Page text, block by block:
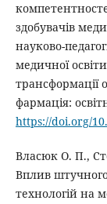
здобувачів
науково-
медичної
трансформації
фармація:
https://doi.org/
Власюк О. П.,
Вплив
технологій на